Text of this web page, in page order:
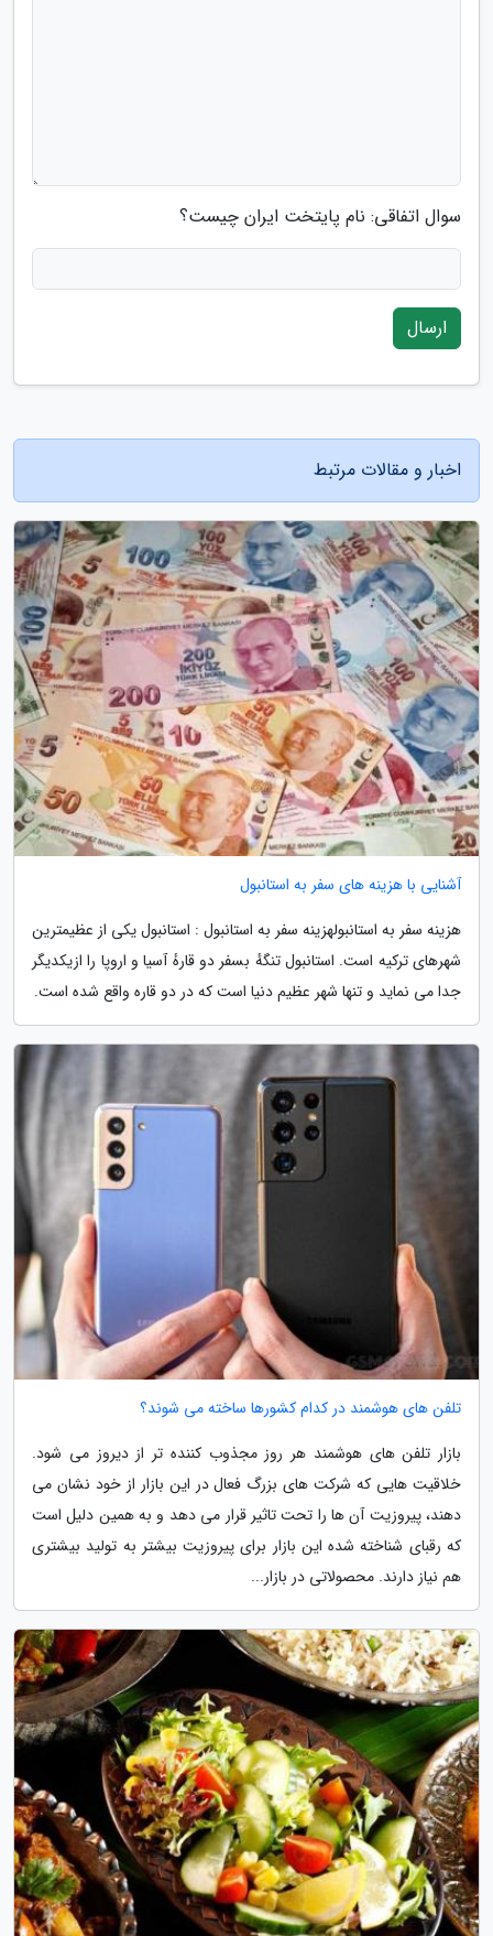
سوال اتفاقی: نام پایتخت ایران چیست؟
ارسال
اخبار و مقالات مرتبط
آشنایی با هزینه های سفر به استانبول
هزینه سفر به استانبولهزینه سفر به استانبول : استانبول یکی از عظیمترین
شهرهای ترکیه است. استانبول تنگهٔ بسفر دو قارهٔ آسیا و اروپا را ازیکدیگر
جدا می نماید و تنها شهر عظیم دنیا است که در دو قاره واقع شده است.
تلفن های هوشمند در کدام کشورها ساخته می شوند؟
بازار تلفن های هوشمند هر روز مجذوب کننده تر از دیروز می شود.
خلاقیت هایی که شرکت های بزرگ فعال در این بازار از خود نشان می
دهند، پیروزیت آن ها را تحت تاثیر قرار می دهد و به همین دلیل است
که رقبای شناخته شده این بازار برای پیروزیت بیشتر به تولید بیشتری
هم نیاز دارند. محصولاتی در بازار...